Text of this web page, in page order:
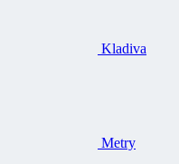
Kladiva
Metry